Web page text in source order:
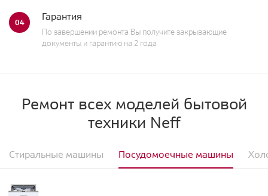
04 Гарантия
По завершении ремонта Вы получите закрывающие
документы и гарантию на 2 года
Ремонт всех моделей бытовой
техники Neff
Стиральные машины Посудомоечные машины